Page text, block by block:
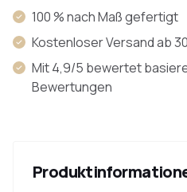
100 % nach Maß gefertigt
Kostenloser Versand ab
Mit 4,9/5 bewertet
Bewertungen